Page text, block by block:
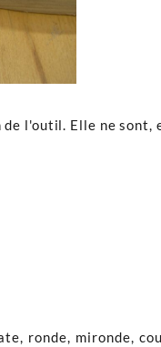
l'outil. Elle ne sont,
ronde, mironde,